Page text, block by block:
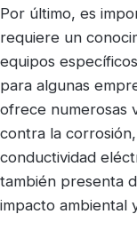
Por último, es
requiere un
equipos
para algunas
ofrece numerosas
contra la
conductividad
también presenta
impacto ambiental